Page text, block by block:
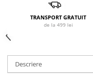
TRANSPORT GRATUIT
de la 499 lei
Descriere